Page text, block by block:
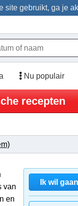
gebruikt, ga je
Nu populair
recepten
van
en